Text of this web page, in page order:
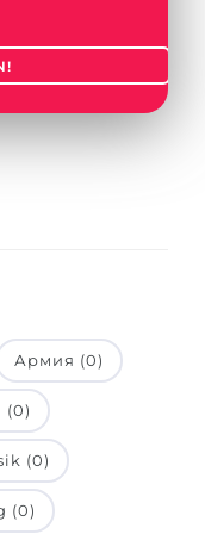
…
Армия (0)
(0)
(0)
(0)